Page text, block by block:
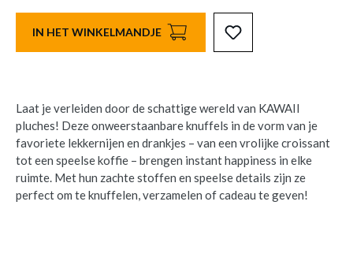
IN HET WINKELMANDJE
Laat je verleiden door de schattige wereld van KAWAII
pluches! Deze onweerstaanbare knuffels in de vorm van je
favoriete lekkernijen en drankjes – van een vrolijke croissant
tot een speelse koffie – brengen instant happiness in elke
ruimte. Met hun zachte stoffen en speelse details zijn ze
perfect om te knuffelen, verzamelen of cadeau te geven!